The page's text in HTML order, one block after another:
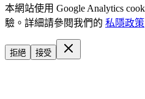
本網站使用 Google Analytics
驗。詳細請參閱我們的 私隱政策
拒絕 接受